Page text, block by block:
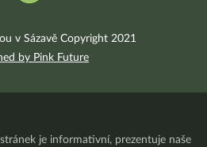
v Sázavě Copyright 2021
by Pink Future
je informativní, prezentuje naše